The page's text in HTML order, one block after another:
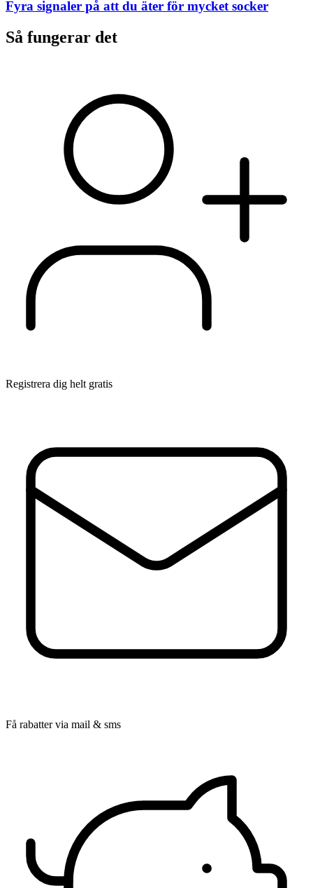
Fyra signaler på att du äter för mycket socker
Så fungerar det
Registrera dig helt gratis
Få rabatter via mail & sms